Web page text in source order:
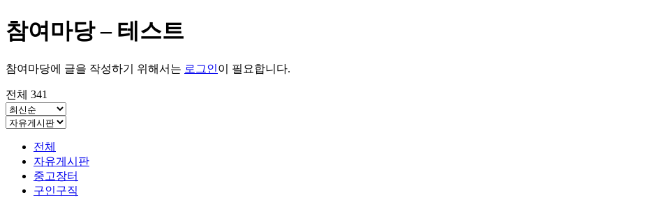
참여마당 – 테스트
참여마당에 글을 작성하기 위해서는 로그인이 필요합니다.
전체 341
전체
자유게시판
중고장터
구인구직